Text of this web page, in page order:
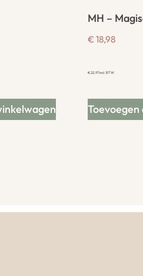
MH –
€ 18,98
€22,97incl. BTW